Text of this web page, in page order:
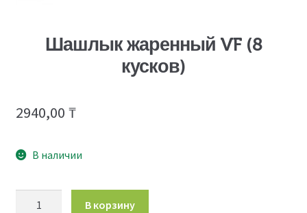
Шашлык жаренный VF (8
кусков)
2940,00 ₸
В наличии
В корзину